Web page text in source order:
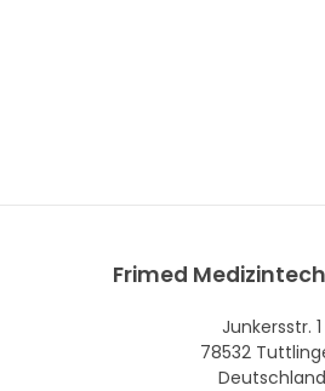
Frimed
Junkersstr. 1
78532
Deutschland